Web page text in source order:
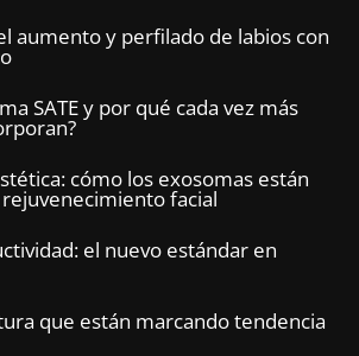
aumento y perfilado de labios con
SATE y por qué cada vez más
cómo los exosomas están
facial
el nuevo estándar en
que están marcando tendencia